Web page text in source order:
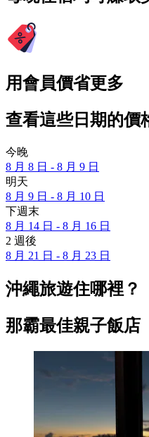
用會員價省更多
查看這些日期的價
今晚
8 月 8 日 - 8 月 9 日
明天
8 月 9 日 - 8 月 10 日
下週末
8 月 14 日 - 8 月 16 日
2 週後
8 月 21 日 - 8 月 23 日
沖繩旅遊住哪裡？
那霸最佳親子飯店